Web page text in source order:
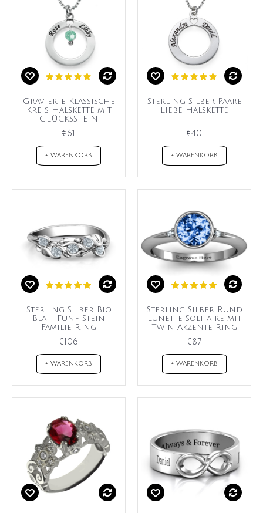
Gravierte Klassische
Kreis Halskette mit
GLÜCKSSTEIN
€61
+ WARENKORB
Sterling Silber Paare
Liebe Halskette
€40
+ WARENKORB
Sterling Silber Bio
Blatt Fünf Stein
Familie Ring
€106
+ WARENKORB
Sterling Silber Rund
Lünette Solitaire mit
Twin Akzente Ring
€87
+ WARENKORB